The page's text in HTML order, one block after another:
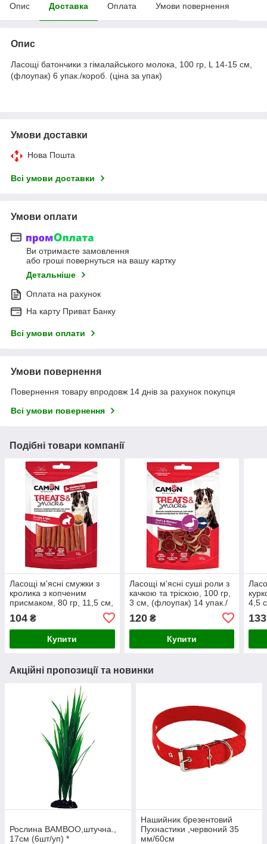
Опис Доставка Оплата Умови повернення
Опис
Ласощі батончики з гімалайського молока, 100 гр, L 14-15 см,
(флоупак) 6 упак./короб. (ціна за упак)
Умови доставки
Нова Пошта
Всі умови доставки
Умови оплати
Ви отримаєте замовлення
або гроші повернуться на вашу картку
Детальніше
Оплата на рахунок
На карту Приват Банку
Всі умови оплати
Умови повернення
Повернення товару впродовж 14 днів за рахунок покупця
Всі умови повернення
Подібні товари компанії
Ласощі м'ясні смужки з
кролика з копченим
присмаком, 80 гр, 11,5 см,
(флоупак) 14 упак./короб.
(ціна за упак)
104 ₴
Купити
Ласощі м'ясні суші роли з
качкою та тріскою, 100 гр,
3 см, (флоупак) 14 упак./
120₴
Купити
4,5
133
Акційні пропозиції та новинки
Рослина BAMBOO,штучна.,
17см (6шт/уп) *
Нашийник брезентовий
Пухнастики ,червоний 35
мм/60см